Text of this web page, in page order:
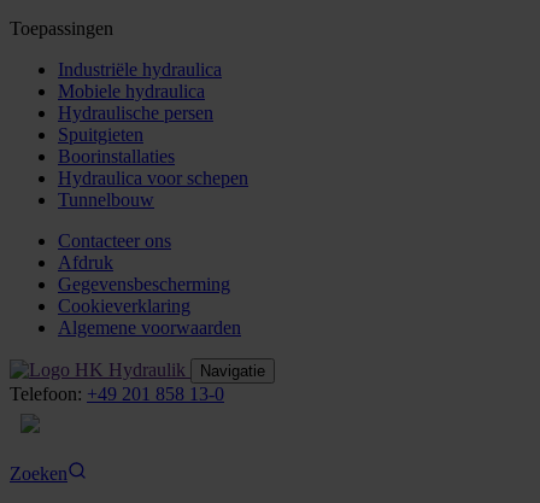
Toepassingen
Industriële hydraulica
Mobiele hydraulica
Hydraulische persen
Spuitgieten
Boorinstallaties
Hydraulica voor schepen
Tunnelbouw
Contacteer ons
Afdruk
Gegevensbescherming
Cookieverklaring
Algemene voorwaarden
Navigatie
Telefoon: +49 201 858 13-0
Zoeken